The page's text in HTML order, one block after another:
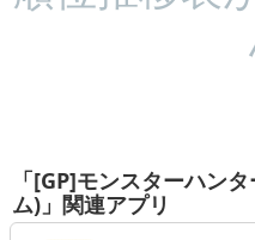
「[GP]モンスターハン
ム)」関連アプリ